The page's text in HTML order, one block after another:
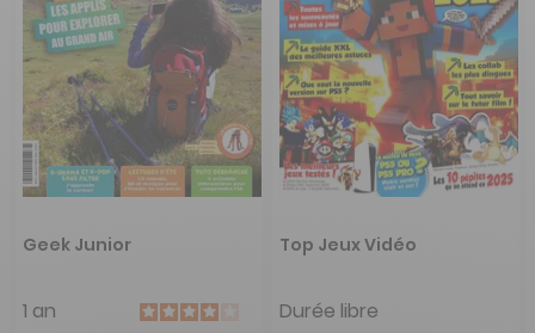
Geek Junior
1 an
Top Jeux Vidéo
Durée libre